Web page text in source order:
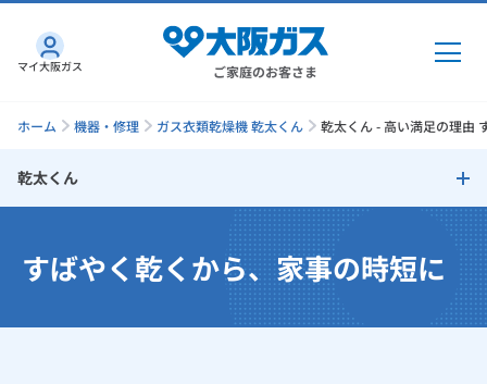
ご家庭のお客さま
ガス・電気 トップ
インターネット
マイ大阪ガス
ホーム 機器・修理 ガス衣類乾燥機 乾太くん 乾太くん - 高い満足の理由
乾太くん
すばやく乾くから、家事の時短に